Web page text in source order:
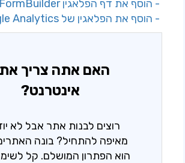
- הוסף את דף הפלאגין 123FormBuilder
- הוסף את הפלאגין של Google Analytics
האם אתה צריך
אינטרנט?
רוצים לבנות אתר אבל לא
מאיפה להתחיל? בונה
הוא הפתרון המושלם. קל